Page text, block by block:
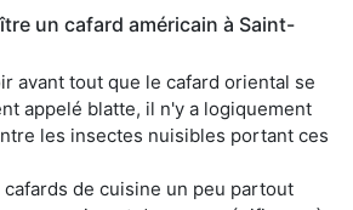
un cafard américain à Saint-
avant tout que le cafard oriental se
appelé blatte, il n'y a logiquement
les insectes nuisibles portant ces
de cuisine un peu partout